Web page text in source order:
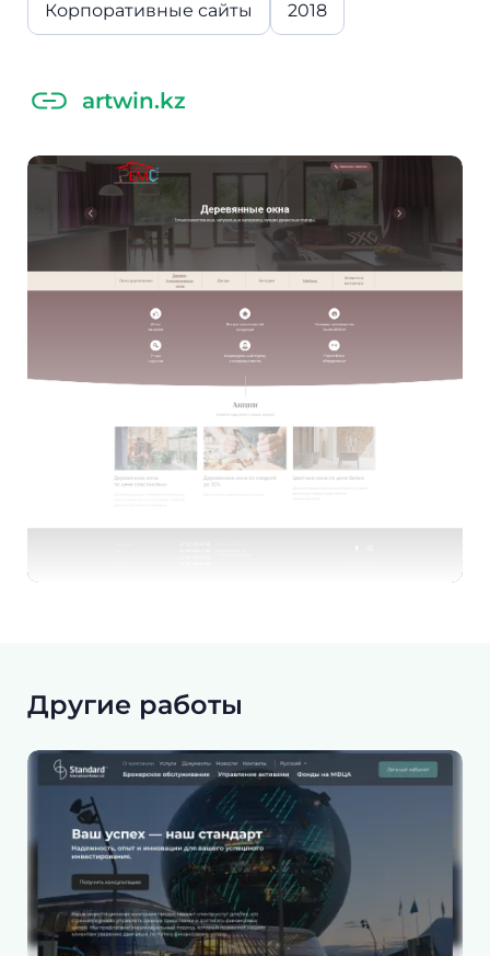
Корпоративные сайты 2018
artwin.kz
Другие работы